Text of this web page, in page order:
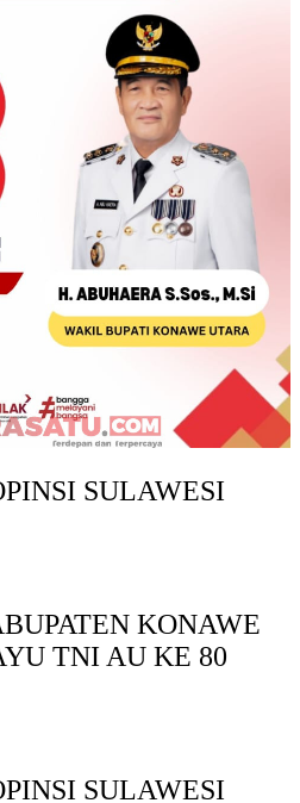
SULAWESI
KONAWE
TNI AU KE 80
SULAWESI